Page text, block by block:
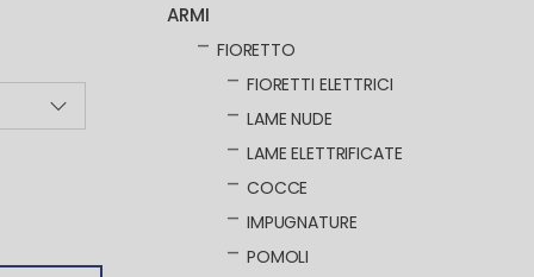
ARMI
FIORETTO
FIORETTI ELETTRICI
LAME NUDE
LAME ELETTRIFICATE
COCCE
IMPUGNATURE
POMOLI